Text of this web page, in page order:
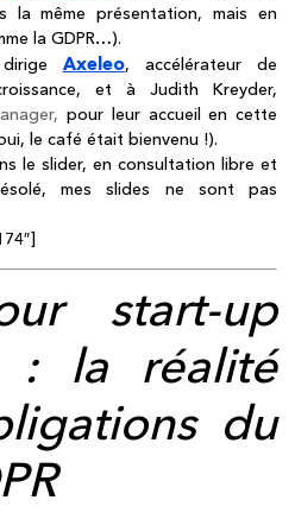
la même présentation, mais en
la GDPR…).
Axeleo, accélérateur de
et à Judith Kreyder,
pour leur accueil en cette
le café était bienvenu !).
le slider, en consultation libre et
mes slides ne sont pas
start-up
: la réalité
du